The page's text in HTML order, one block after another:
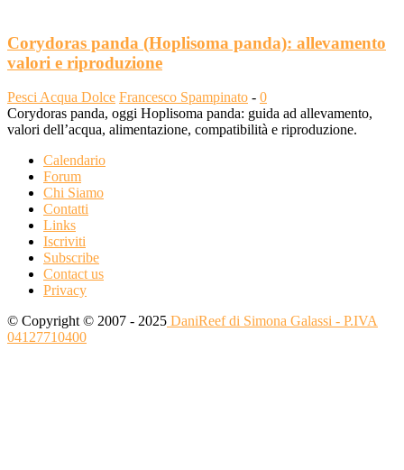
Corydoras panda (Hoplisoma panda): allevamento
valori e riproduzione
Pesci Acqua Dolce Francesco Spampinato - 0
Corydoras panda, oggi Hoplisoma panda: guida ad allevamento,
valori dell’acqua, alimentazione, compatibilità e riproduzione.
Calendario
Forum
Chi Siamo
Contatti
Links
Iscriviti
Subscribe
Contact us
Privacy
© Copyright © 2007 - 2025 DaniReef di Simona Galassi - P.IVA
04127710400